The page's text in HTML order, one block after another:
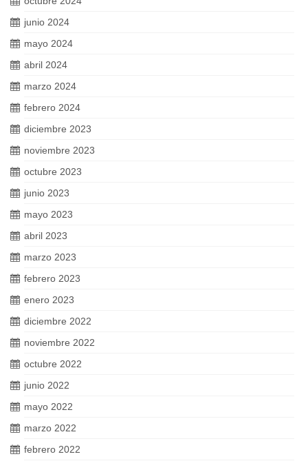
junio 2024
mayo 2024
abril 2024
marzo 2024
febrero 2024
diciembre 2023
noviembre 2023
octubre 2023
junio 2023
mayo 2023
abril 2023
marzo 2023
febrero 2023
enero 2023
diciembre 2022
noviembre 2022
octubre 2022
junio 2022
mayo 2022
marzo 2022
febrero 2022